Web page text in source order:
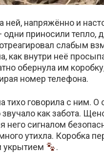
ней, напряжённо и
приносили тепло,
слабым
как внутри неё
обернула им
номер телефона.
тихо говорила с ним. О
как забота.
него сигналом
утихла. Коробка
укрытием
.